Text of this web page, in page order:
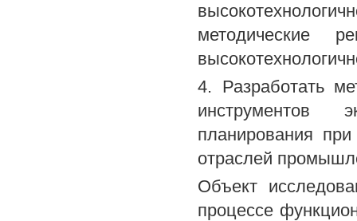
методические
4. Разработать
инструментов
планирования
отраслей
Объект
процессе